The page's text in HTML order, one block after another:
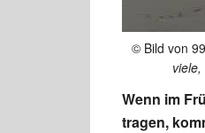
© Bild von
Wenn im
tragen,